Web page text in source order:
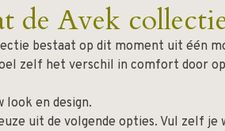
de Avek
bestaat op dit moment uit één
zelf het verschil in comfort door
look en design.
uit de volgende opties. Vul zelf